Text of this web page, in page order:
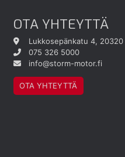
OTA YHTEYTTÄ
Lukkosepänkatu 4, 20320
075 326 5000
info@storm-motor.fi
OTA YHTEYTTÄ